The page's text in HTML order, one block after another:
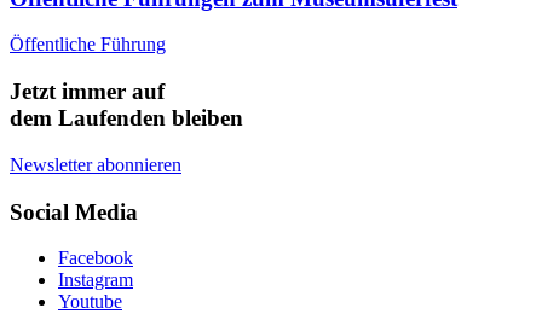
Öffentliche Führung
Jetzt immer auf
dem Laufenden bleiben
Newsletter abonnieren
Social Media
Facebook
Instagram
Youtube